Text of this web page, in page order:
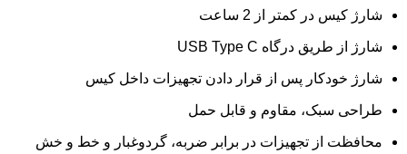
شارژ کیس در کمتر از 2 ساعت
شارژ از طریق درگاه USB Type C
شارژ خودکار پس از قرار دادن تجهیزات داخل کیس
طراحی سبک، مقاوم و قابل حمل
محافظت از تجهیزات در برابر ضربه، گردوغبار و خط و خش